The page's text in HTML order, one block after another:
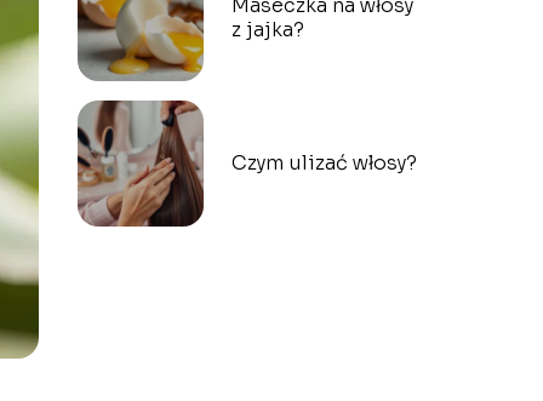
Maseczka na włosy
z jajka?
Czym ulizać włosy?